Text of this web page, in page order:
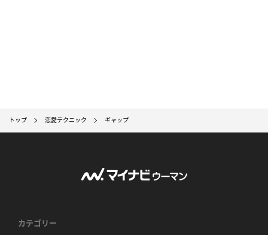
トップ 恋愛テクニック ギャップ
カテゴリー